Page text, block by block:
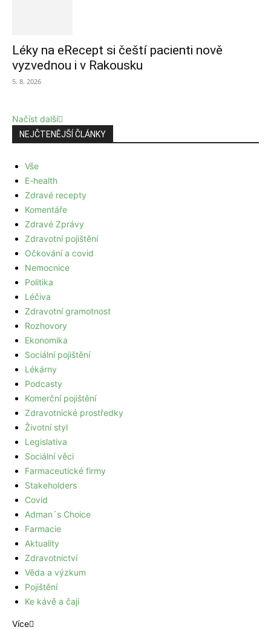
Léky na eRecept si čeští pacienti nově
vyzvednou i v Rakousku
5. 8. 2026
Načíst další
NEJČTENĚJŠÍ ČLÁNKY
Vše
E-health
Zdravé recepty
Komentáře
Zdravé Zprávy
Zdravotní pojištění
Očkování a covid
Nemocnice
Politika
Léčiva
Zdravotní gramotnost
Rozhovory
Ekonomika
Sociální pojištění
Lékárny
Podcasty
Komerční pojištění
Zdravotnické prostředky
Životní styl
Legislativa
Sociální věci
Farmaceutické firmy
Stakeholders
Covid
Adman´s Choice
Farmacie
Aktuality
Zdravotnictví
Věda a výzkum
Pojištění
Ke kávě a čaji
Více